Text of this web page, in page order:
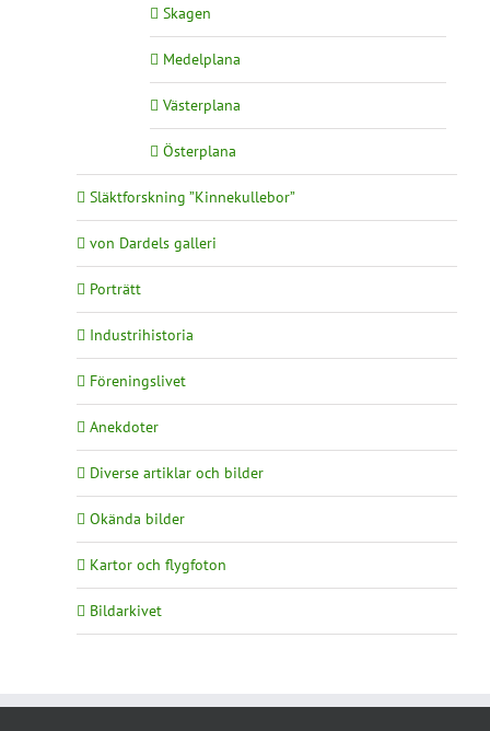
Skagen
Medelplana
Västerplana
Österplana
Släktforskning ”Kinnekullebor”
von Dardels galleri
Porträtt
Industrihistoria
Föreningslivet
Anekdoter
Diverse artiklar och bilder
Okända bilder
Kartor och flygfoton
Bildarkivet